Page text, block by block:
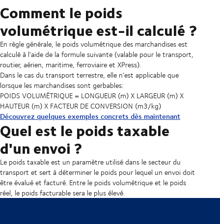
Comment le poids
volumétrique est-il calculé ?
En règle générale, le poids volumétrique des marchandises est
calculé à l'aide de la formule suivante (valable pour le transport,
routier, aérien, maritime, ferroviaire et XPress).
Dans le cas du transport terrestre, elle n'est applicable que
lorsque les marchandises sont gerbables:
POIDS VOLUMÉTRIQUE = LONGUEUR (m) X LARGEUR (m) X
HAUTEUR (m) X FACTEUR DE CONVERSION (m3/kg)
Découvrez quelques exemples concrets dès maintenant
Quel est le poids taxable
d'un envoi ?
Le poids taxable est un paramètre utilisé dans le secteur du
transport et sert à déterminer le poids pour lequel un envoi doit
être évalué et facturé. Entre le poids volumétrique et le poids
réel, le poids facturable sera le plus élevé.